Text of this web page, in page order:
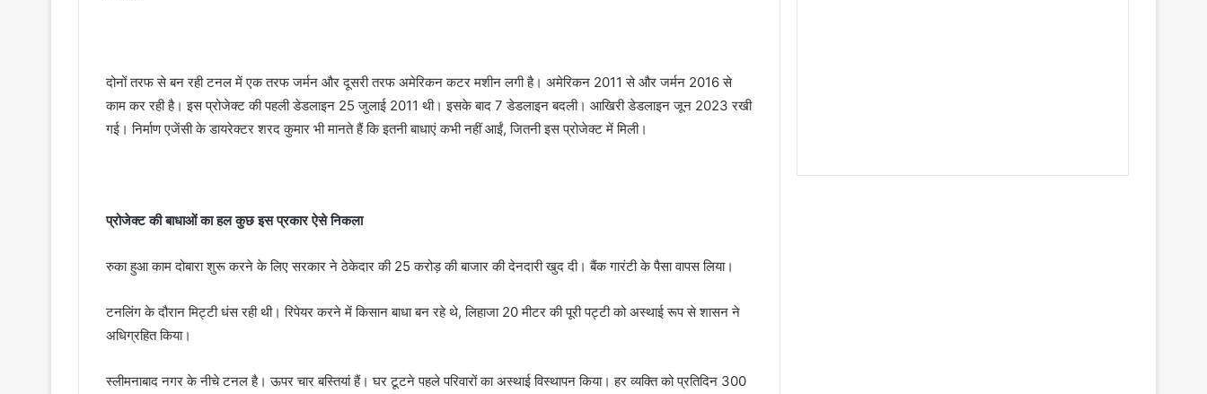
दोनों तरफ से बन रही टनल में एक तरफ जर्मन और दूसरी तरफ अमेरिकन कटर मशीन लगी है। अमेरिकन 2011 से और जर्मन 2016 से
काम कर रही है। इस प्रोजेक्ट की पहली डेडलाइन 25 जुलाई 2011 थी। इसके बाद 7 डेडलाइन बदली। आखिरी डेडलाइन जून 2023 रखी
गई। निर्माण एजेंसी के डायरेक्टर शरद कुमार भी मानते हैं कि इतनी बाधाएं कभी नहीं आईं, जितनी इस प्रोजेक्ट में मिली।
प्रोजेक्ट की बाधाओं का हल कुछ इस प्रकार ऐसे निकला
रुका हुआ काम दोबारा शुरू करने के लिए सरकार ने ठेकेदार की 25 करोड़ की बाजार की देनदारी खुद दी। बैंक गारंटी के पैसा वापस लिया।
टनलिंग के दौरान मिट्टी धंस रही थी। रिपेयर करने में किसान बाधा बन रहे थे, लिहाजा 20 मीटर की पूरी पट्टी को अस्थाई रूप से शासन ने
अधिग्रहित किया।
स्लीमनाबाद नगर के नीचे टनल है। ऊपर चार बस्तियां हैं। घर टूटने पहले परिवारों का अस्थाई विस्थापन किया। हर व्यक्ति को प्रतिदिन 300